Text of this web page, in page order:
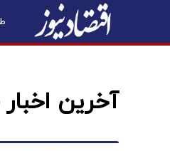
آخرین